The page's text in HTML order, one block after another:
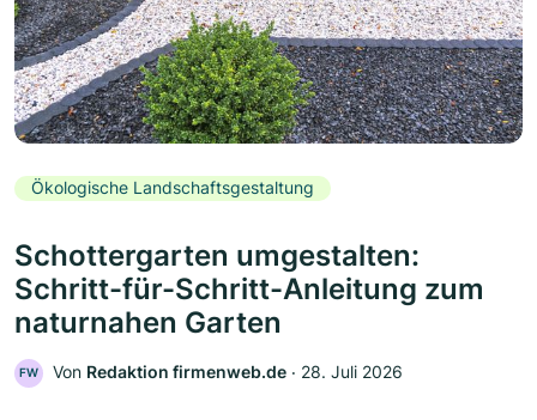
Ökologische Landschaftsgestaltung
Schottergarten umgestalten:
Schritt-für-Schritt-Anleitung zum
naturnahen Garten
FW Von Redaktion firmenweb.de ‧ 28. Juli 2026